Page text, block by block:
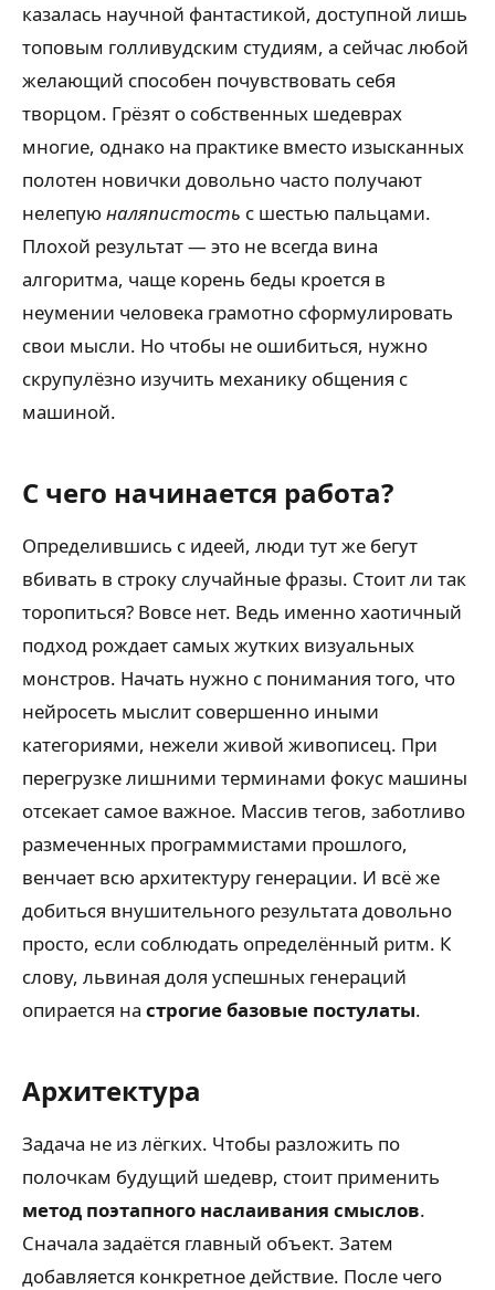
казалась научной фантастикой, доступной лишь
топовым голливудским студиям, а сейчас любой
желающий способен почувствовать себя
творцом. Грёзят о собственных шедеврах
многие, однако на практике вместо изысканных
полотен новички довольно часто получают
нелепую наляпистость с шестью пальцами.
Плохой результат — это не всегда вина
алгоритма, чаще корень беды кроется в
неумении человека грамотно сформулировать
свои мысли. Но чтобы не ошибиться, нужно
скрупулёзно изучить механику общения с
машиной.
С чего начинается работа?
Определившись с идеей, люди тут же бегут
вбивать в строку случайные фразы. Стоит ли так
торопиться? Вовсе нет. Ведь именно хаотичный
подход рождает самых жутких визуальных
монстров. Начать нужно с понимания того, что
нейросеть мыслит совершенно иными
категориями, нежели живой живописец. При
перегрузке лишними терминами фокус машины
отсекает самое важное. Массив тегов, заботливо
размеченных программистами прошлого,
венчает всю архитектуру генерации. И всё же
добиться внушительного результата довольно
просто, если соблюдать определённый ритм. К
слову, львиная доля успешных генераций
опирается на строгие базовые постулаты.
Архитектура
Задача не из лёгких. Чтобы разложить по
полочкам будущий шедевр, стоит применить
метод поэтапного наслаивания смыслов.
Сначала задаётся главный объект. Затем
добавляется конкретное действие. После чего